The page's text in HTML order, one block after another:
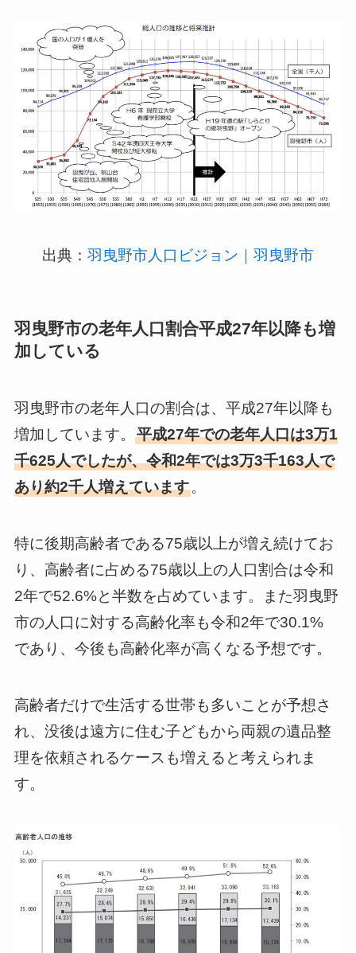
出典： 羽曳野市人口ビジョン｜羽曳野市
羽曳野市の老年人口割合平成27年以降も増
加している
羽曳野市の老年人口の割合は、平成27年以降も
増加しています。 平成27年での老年人口は3万1
千625人でしたが、令和2年では3万3千163人で
あり約2千人増えています。
特に後期高齢者である75歳以上が増え続けてお
り、高齢者に占める75歳以上の人口割合は令和
2年で52.6%と半数を占めています。また羽曳野
市の人口に対する高齢化率も令和2年で30.1%
であり、今後も高齢化率が高くなる予想です。
高齢者だけで生活する世帯も多いことが予想さ
れ、没後は遠方に住む子どもから両親の遺品整
理を依頼されるケースも増えると考えられま
す。